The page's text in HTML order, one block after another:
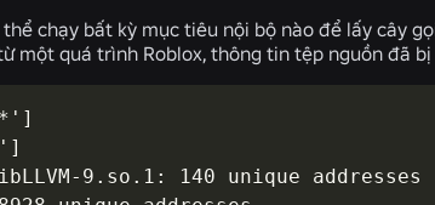
chạy bất kỳ mục tiêu nội bộ nào để lấy cây
một quá trình Roblox, thông tin tệp nguồn đã bị
9.so.1: 140 unique addresses